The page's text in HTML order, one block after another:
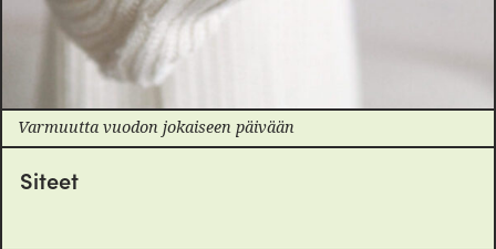
Varmuutta vuodon jokaiseen päivään
Siteet